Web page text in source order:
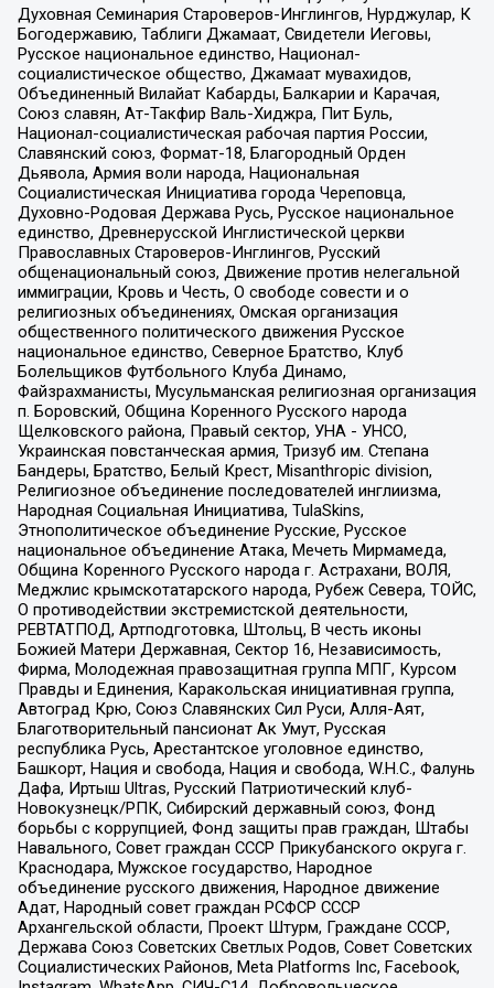
Духовная Семинария Староверов-Инглингов, Нурджулар, К
Богодержавию, Таблиги Джамаат, Свидетели Иеговы,
Русское национальное единство, Национал-
социалистическое общество, Джамаат мувахидов,
Объединенный Вилайат Кабарды, Балкарии и Карачая,
Союз славян, Ат-Такфир Валь-Хиджра, Пит Буль,
Национал-социалистическая рабочая партия России,
Славянский союз, Формат-18, Благородный Орден
Дьявола, Армия воли народа, Национальная
Социалистическая Инициатива города Череповца,
Духовно-Родовая Держава Русь, Русское национальное
единство, Древнерусской Инглистической церкви
Православных Староверов-Инглингов, Русский
общенациональный союз, Движение против нелегальной
иммиграции, Кровь и Честь, О свободе совести и о
религиозных объединениях, Омская организация
общественного политического движения Русское
национальное единство, Северное Братство, Клуб
Болельщиков Футбольного Клуба Динамо,
Файзрахманисты, Мусульманская религиозная организация
п. Боровский, Община Коренного Русского народа
Щелковского района, Правый сектор, УНА - УНСО,
Украинская повстанческая армия, Тризуб им. Степана
Бандеры, Братство, Белый Крест, Misanthropic division,
Религиозное объединение последователей инглиизма,
Народная Социальная Инициатива, TulaSkins,
Этнополитическое объединение Русские, Русское
национальное объединение Атака, Мечеть Мирмамеда,
Община Коренного Русского народа г. Астрахани, ВОЛЯ,
Меджлис крымскотатарского народа, Рубеж Севера, ТОЙС,
О противодействии экстремистской деятельности,
РЕВТАТПОД, Артподготовка, Штольц, В честь иконы
Божией Матери Державная, Сектор 16, Независимость,
Фирма, Молодежная правозащитная группа МПГ, Курсом
Правды и Единения, Каракольская инициативная группа,
Автоград Крю, Союз Славянских Сил Руси, Алля-Аят,
Благотворительный пансионат Ак Умут, Русская
республика Русь, Арестантское уголовное единство,
Башкорт, Нация и свобода, Нация и свобода, W.H.С., Фалунь
Дафа, Иртыш Ultras, Русский Патриотический клуб-
Новокузнецк/РПК, Сибирский державный союз, Фонд
борьбы с коррупцией, Фонд защиты прав граждан, Штабы
Навального, Совет граждан СССР Прикубанского округа г.
Краснодара, Мужское государство, Народное
объединение русского движения, Народное движение
Адат, Народный совет граждан РСФСР СССР
Архангельской области, Проект Штурм, Граждане СССР,
Держава Союз Советских Светлых Родов, Совет Советских
Социалистических Районов, Meta Platforms Inc, Facebook,